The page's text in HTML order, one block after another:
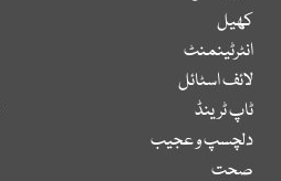
کھیل
انٹرٹینمنٹ
لائف اسٹائل
ٹاپ ٹرینڈ
دلچسپ و عجیب
صحت